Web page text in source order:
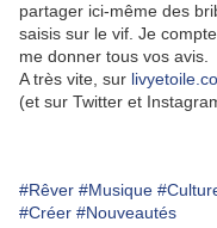
partager ici-même des
saisis sur le vif. Je
me donner tous vos avis.
A très vite, sur
(et sur Twitter et
#Rêver #Musique
#Créer #Nouveautés